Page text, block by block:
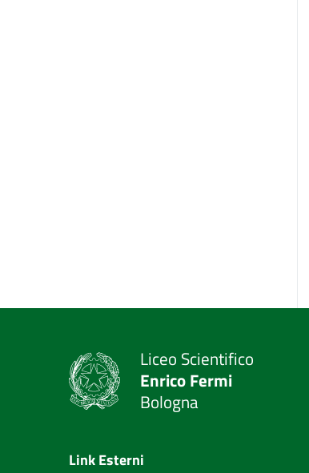
Liceo Scientifico
Enrico Fermi
Bologna
Link Esterni